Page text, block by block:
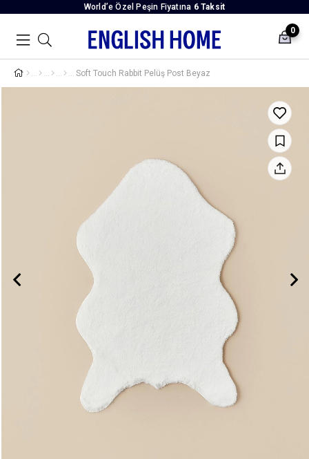
World’e Özel Peşin Fiyatına 6 Taksit
0
Soft Touch Rabbit Pelüş Post Beyaz